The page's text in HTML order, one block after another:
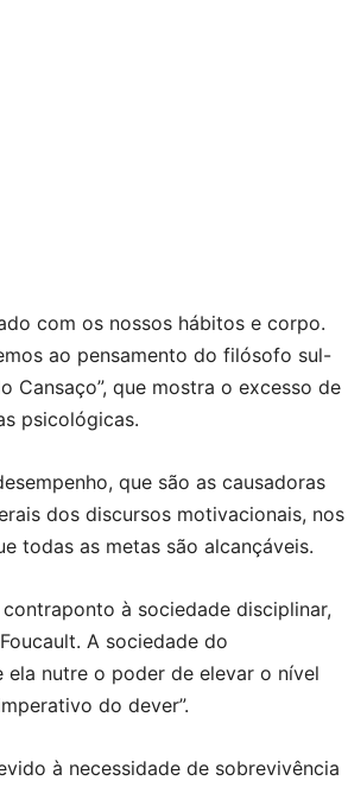
com os nossos hábitos e corpo.
ao pensamento do filósofo sul-
Cansaço”, que mostra o excesso de
psicológicas.
que são as causadoras
dos discursos motivacionais, nos
todas as metas são alcançáveis.
à sociedade disciplinar,
A sociedade do
nutre o poder de elevar o nível
do dever”.
à necessidade de sobrevivência